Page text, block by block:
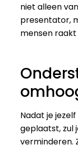
niet alleen
presentator,
mensen
Nadat je
geplaatst, zul
verminderen.